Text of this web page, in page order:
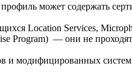
может содержать
Location Services,
Program) — они не
и модифицированных